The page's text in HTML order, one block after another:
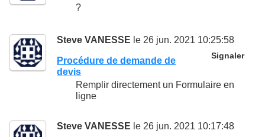
?
Steve VANESSE le 26 jun. 2021 10:25:58
Signaler
Procédure de demande de
devis
Remplir directement un Formulaire en
ligne
Steve VANESSE le 26 jun. 2021 10:17:48